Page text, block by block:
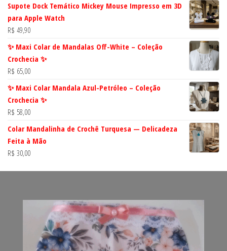
Supote Dock Temático Mickey Mouse Impresso em 3D
para Apple Watch
R$ 49,90
✨ Maxi Colar de Mandalas Off-White – Coleção
Crochecia ✨
R$ 65,00
✨ Maxi Colar Mandala Azul-Petróleo – Coleção
Crochecia ✨
R$ 58,00
Colar Mandalinha de Crochê Turquesa — Delicadeza
Feita à Mão
R$ 30,00